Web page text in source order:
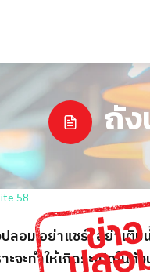
ถั
ลอม อย่าแชร์! อย่าเติ
ะจะทำให้เกิดระเบิดในถั